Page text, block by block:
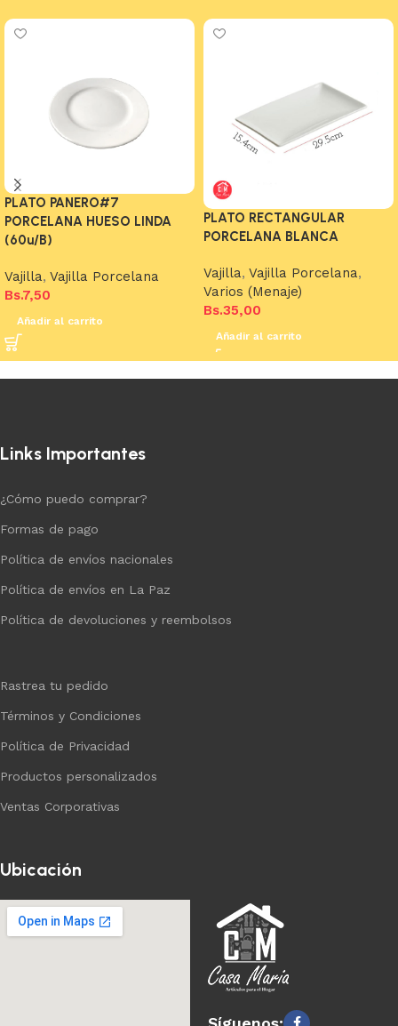
PLATO PANERO#7
PORCELANA HUESO LINDA
(60u/B)
Vajilla, Vajilla Porcelana
Bs.7,50
Añadir al carrito
PLATO RECTANGULAR
PORCELANA BLANCA
Vajilla, Vajilla Porcelana,
Varios (Menaje)
Bs.35,00
Añadir al carrito
Links Importantes
¿Cómo puedo comprar?
Formas de pago
Política de envíos nacionales
Política de envíos en La Paz
Política de devoluciones y reembolsos
Rastrea tu pedido
Términos y Condiciones
Política de Privacidad
Productos personalizados
Ventas Corporativas
Ubicación